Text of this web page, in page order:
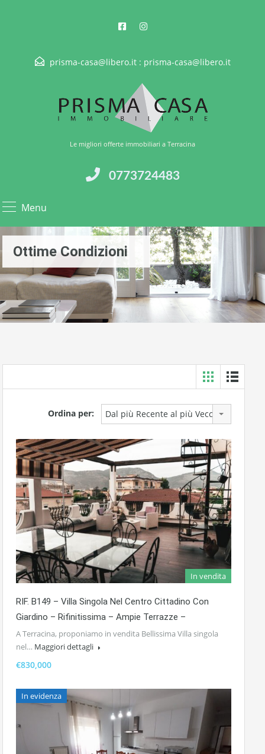
prisma-casa@libero.it : prisma-casa@libero.it
Le migliori offerte immobiliari a Terracina
Menu
0773724483
Ottime Condizioni
Ordina per: Dal più Recente al più Vecchio
In vendita
RIF. B149 – Villa Singola Nel Centro Cittadino Con
Giardino – Rifinitissima – Ampie Terrazze –
A Terracina, proponiamo in vendita Bellissima Villa singola
nel… Maggiori dettagli
€830,000
In evidenza